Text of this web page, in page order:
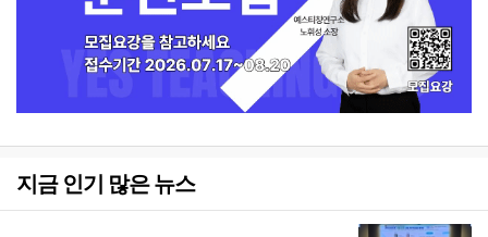
지금 인기 많은 뉴스